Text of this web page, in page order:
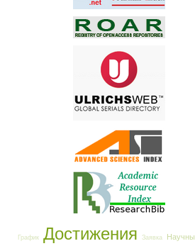
График Достижения Заявка